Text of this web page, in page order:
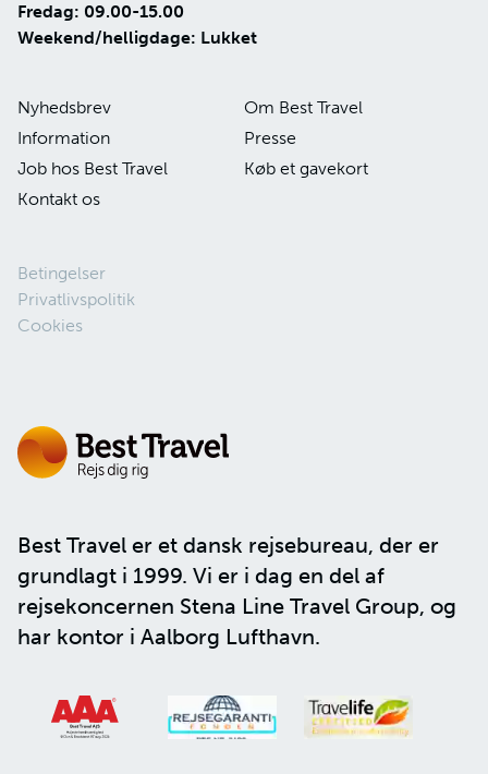
Best Travel er et dansk rejsebureau, der er
grundlagt i 1999. Vi er i dag en del af
rejsekoncernen Stena Line Travel Group, og
har kontor i Aalborg Lufthavn.
Fredag: 09.00-15.00
Weekend/helligdage: Lukket
Nyhedsbrev
Om Best Travel
Information
Presse
Job hos Best Travel
Køb et gavekort
Kontakt os
Betingelser
Privatlivspolitik
Cookies